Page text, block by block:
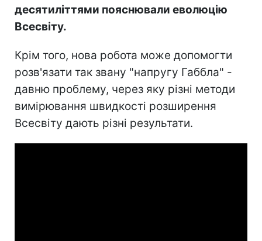
десятиліттями пояснювали еволюцію
Всесвіту.
Крім того, нова робота може допомогти
розв'язати так звану "напругу Габбла" -
давню проблему, через яку різні методи
вимірювання швидкості розширення
Всесвіту дають різні результати.